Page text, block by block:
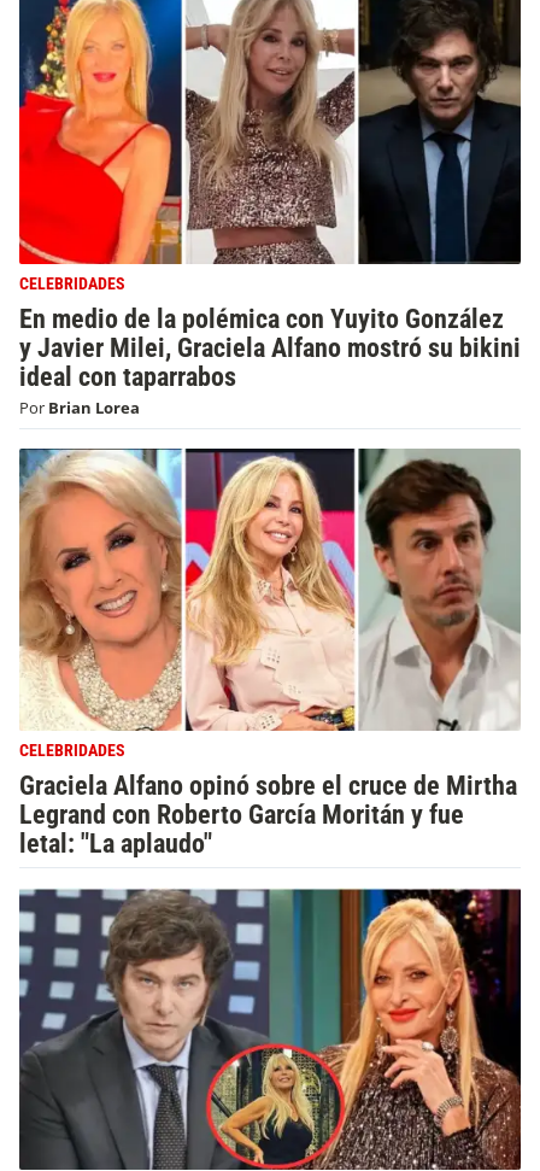
CELEBRIDADES
En medio de la polémica con Yuyito González
y Javier Milei, Graciela Alfano mostró su bikini
ideal con taparrabos
Por Brian Lorea
CELEBRIDADES
Graciela Alfano opinó sobre el cruce de Mirtha
Legrand con Roberto García Moritán y fue
letal: "La aplaudo"